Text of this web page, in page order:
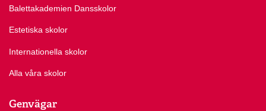
Balettakademien Dansskolor
Estetiska skolor
Internationella skolor
Alla våra skolor
Genvägar